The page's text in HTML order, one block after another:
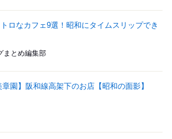
ロなカフェ9選！昭和にタイムスリップでき
まとめ編集部
章園】阪和線高架下のお店【昭和の面影】